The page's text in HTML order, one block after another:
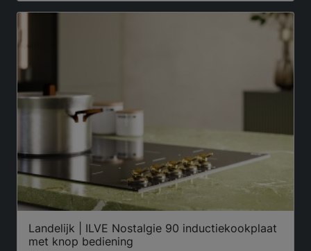
Landelijk | ILVE Nostalgie 90 inductiekookplaat
met knop bediening